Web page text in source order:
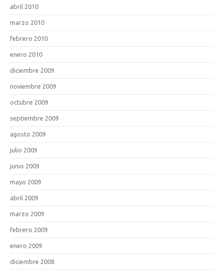
abril 2010
marzo 2010
febrero 2010
enero 2010
diciembre 2009
noviembre 2009
octubre 2009
septiembre 2009
agosto 2009
julio 2009
junio 2009
mayo 2009
abril 2009
marzo 2009
febrero 2009
enero 2009
diciembre 2008